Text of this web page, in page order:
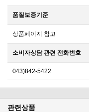
품질보증기준
상품페이지 참고
소비자상담 관련 전화번호
043)842-5422
관련상품